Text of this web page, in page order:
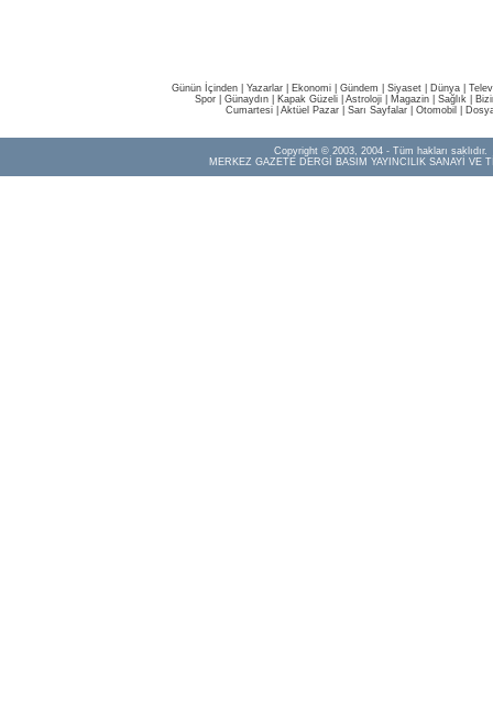
Günün İçinden Yazarlar Ekonomi Gündem Siyaset Dünya |
Spor
Günaydın Kapak Güzeli Astroloji Magazin Sağlık
Cumartesi| Aktüel Pazar| Sarı Sayfalar| Otomobil
Copyright © 2003, 2004 - Tüm hakları saklıdır.
MERKEZ GAZETE DERGİ BASIM YAYINCILIK SANAYİ VE